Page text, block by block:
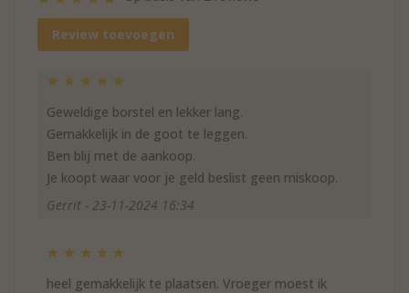
Review toevoegen
Geweldige borstel en lekker lang.
Gemakkelijk in de goot te leggen.
Ben blij met de aankoop.
Je koopt waar voor je geld beslist geen miskoop.
Gerrit - 23-11-2024 16:34
heel gemakkelijk te plaatsen. Vroeger moest ik